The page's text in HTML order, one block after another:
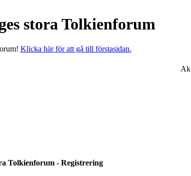
stora Tolkienforum
Klicka här för att gå till förstasidan.
Tolkienforum - Registrering